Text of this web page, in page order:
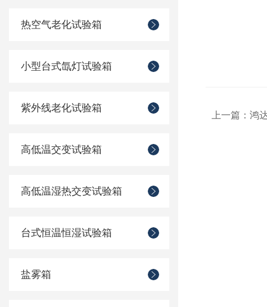
热空气老化试验箱
小型台式氙灯试验箱
紫外线老化试验箱
高低温交变试验箱
高低温湿热交变试验箱
台式恒温恒湿试验箱
盐雾箱
上一篇： 鸿